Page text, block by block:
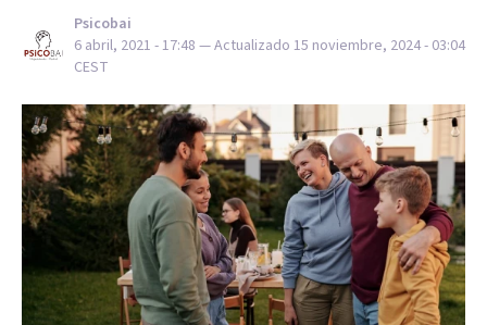
Psicobai
6 abril, 2021 - 17:48 — Actualizado 15 noviembre, 2024 - 03:04
CEST